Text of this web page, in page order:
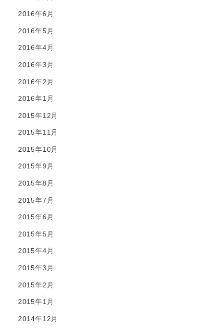
2016年6月
2016年5月
2016年4月
2016年3月
2016年2月
2016年1月
2015年12月
2015年11月
2015年10月
2015年9月
2015年8月
2015年7月
2015年6月
2015年5月
2015年4月
2015年3月
2015年2月
2015年1月
2014年12月